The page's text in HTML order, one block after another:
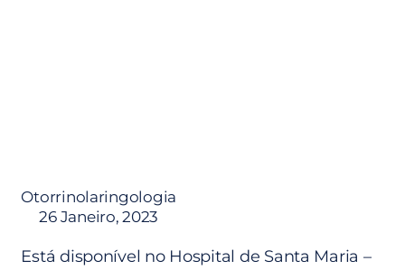
Otorrinolaringologia
26 Janeiro, 2023
Está disponível no Hospital de Santa Maria –